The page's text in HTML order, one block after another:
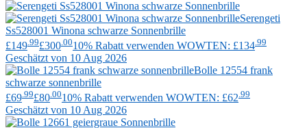
Serengeti
Ss528001 Winona schwarze Sonnenbrille
£149 .99£300 .0010% Rabatt verwenden WOWTEN: £134 .99
Geschätzt von 10 Aug 2026
Bolle 12554 frank
schwarze sonnenbrille
£69 .99£80 .0010% Rabatt verwenden WOWTEN: £62 .99
Geschätzt von 10 Aug 2026